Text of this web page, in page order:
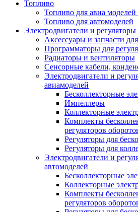
Топливо
Топливо для авиа моделей
Топливо для автомоделей
Электродвигатели и регуляторы
Аксессуары и запчасти
Программаторы для
Радиаторы и вентиляторы
Сенсорные кабели,
Электродвигатели и
авиамоделей
Бесколлекторные
Импеллеры
Коллекторные
Комплекты
регуляторов
Регуляторы для
Регуляторы для
Электродвигатели и
автомоделей
Бесколлекторные
Коллекторные
Комплекты
регуляторов